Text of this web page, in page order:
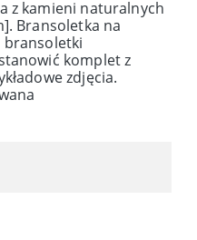
z kamieni naturalnych
Bransoletka na
bransoletki
komplet z
zdjęcia.